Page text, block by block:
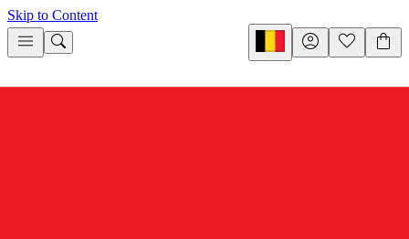
Skip to Content